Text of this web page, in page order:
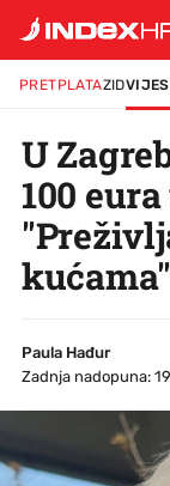
PRETPLATAZID
U
100
kućama"
Paula Hađur
Zadnja nadopuna: